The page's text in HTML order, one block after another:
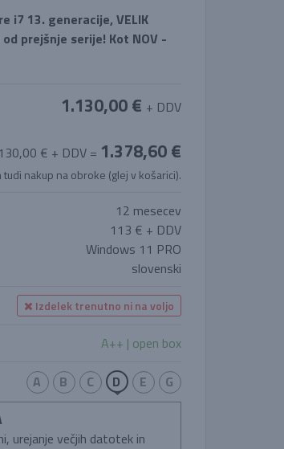
i7 13. generacije, VELIK
prejšnje serije! Kot NOV -
1.130,00 € + DDV
€ + DDV = 1.378,60 €
nakup na obroke (glej v košarici).
12 mesecev
113 € + DDV
Windows 11 PRO
slovenski
Izdelek trenutno ni na voljo
A++ | open box
A B C D E
G
urejanje večjih datotek in